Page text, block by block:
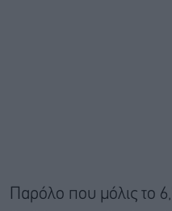
Παρόλο που μόλις το